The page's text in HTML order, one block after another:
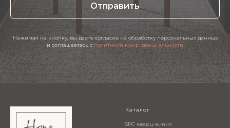
Отправить
Нажимая на кнопку, вы даете согласие на обработку персональных данных
и соглашаетесь c политикой конфиденциальности
Каталог
SPC кварц-винил